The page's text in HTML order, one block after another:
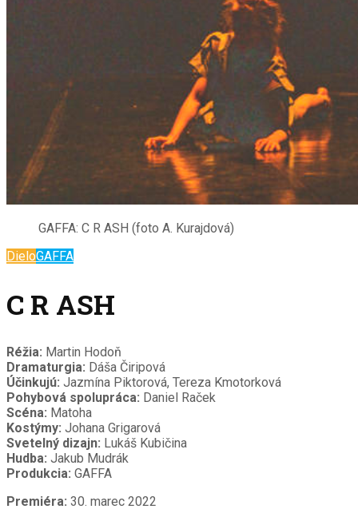
GAFFA: C R ASH (foto A. Kurajdová)
DieloGAFFA
C R ASH
Réžia: Martin Hodoň
Dramaturgia: Dáša Čiripová
Účinkujú: Jazmína Piktorová, Tereza Kmotorková
Pohybová spolupráca: Daniel Raček
Scéna: Matoha
Kostýmy: Johana Grigarová
Svetelný dizajn: Lukáš Kubičina
Hudba: Jakub Mudrák
Produkcia: GAFFA
Premiéra: 30. marec 2022